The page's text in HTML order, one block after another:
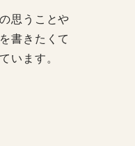
思うことや
書きたくて
います。